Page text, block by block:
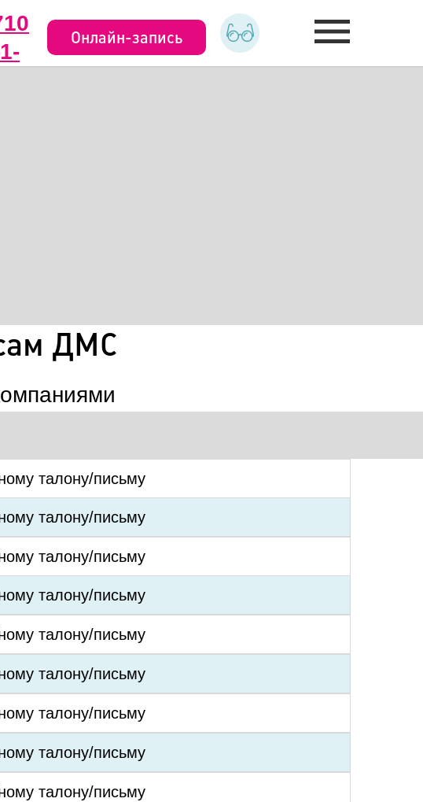
Онлайн-запись
ДМС
талону/письму
талону/письму
талону/письму
талону/письму
талону/письму
талону/письму
талону/письму
талону/письму
талону/письму